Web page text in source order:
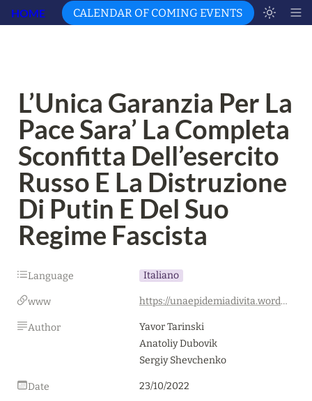
HOME CALENDAR OF COMING EVENTS
L’Unica Garanzia Per La
Pace Sara’ La Completa
Sconfitta Dell’esercito
Russo E La Distruzione
Di Putin E Del Suo
Regime Fascista
Language Italiano
www https://unaepidemiadivita.wordpress.com/2022/10/23/lunica-garanzia-per-la-pace-sara-la-completa-sconfitta-dellesercito-russo-e-la-distruzione-di-putin-e-del-suo-regime-fascista/
Author
Yavor Tarinski
Anatoliy Dubovik
Sergiy Shevchenko
Date 23/10/2022